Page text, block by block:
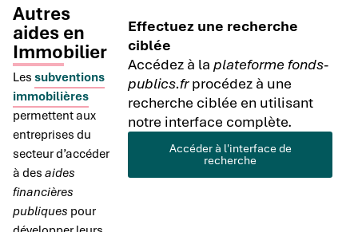
Autres
aides en
Immobilier
Les subventions
immobilières
permettent aux
entreprises du
secteur d’accéder
à des aides
financières
publiques pour
Effectuez une recherche
ciblée
Accédez à laplateforme fonds-
publics.frprocédez à une
recherche ciblée en utilisant
notre interface complète.
Accéder à l'interface de
recherche